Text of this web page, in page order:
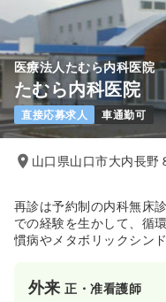
医療法人たむら内科医院
たむら内科医院
直接応募求人 車通勤可
山口県山口市大内長野
再診は予約制の内科無床
での経験を生かして、循
慣病やメタボリックシン
力します。あらゆる病気
外来正・准看護師